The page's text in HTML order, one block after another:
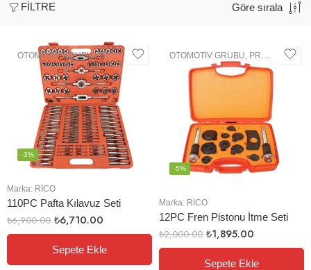
FILTRE Göre sırala
OTOMOTIV GRUBU,PROFESYONEL EL ALETLERI
Marka: RİCO
110PC Pafta Kılavuz Seti
-3%
₺6,900.00 ₺6,710.00
Sepete Ekle
OTOMOTIV GRUBU PROFESYONEL EL ALETLERI
Marka: RİCO
12PC Fren Pistonu İtme Seti
-5%
₺2,000.00 ₺1,895.00
Sepete Ekle